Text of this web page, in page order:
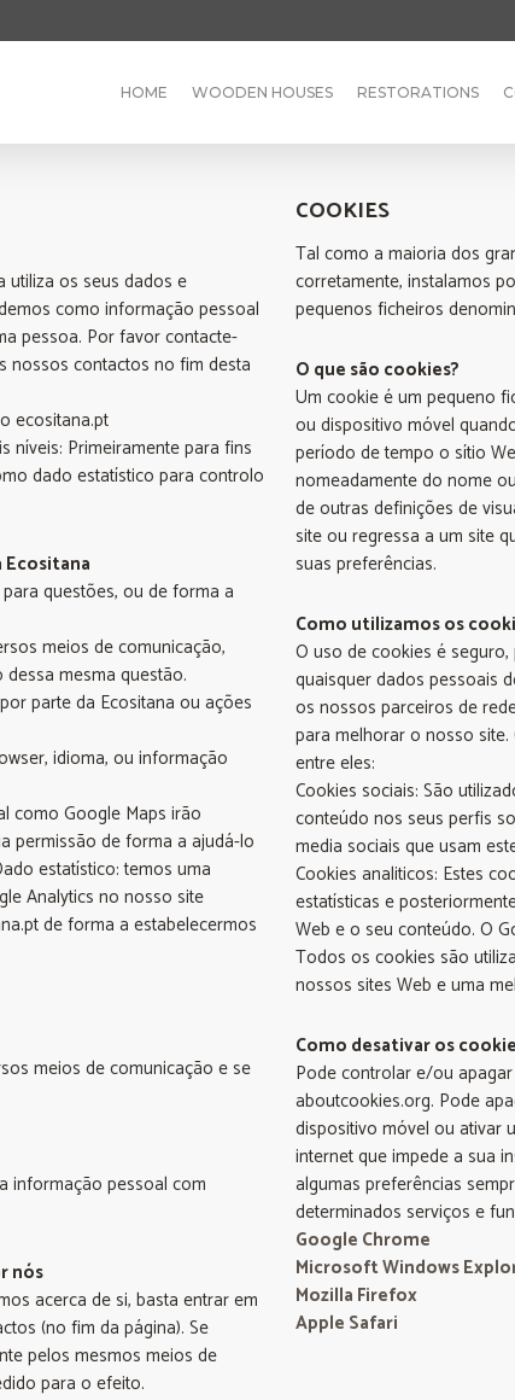
HOME WOODEN HOUSES RESTORATIONS
utiliza os seus dados e
como informação pessoal
pessoa. Por favor contacte-
nossos contactos no fim desta
ecositana.pt
níveis: Primeiramente para fins
dado estatístico para controlo
questões, ou de forma a
meios de comunicação,
mesma questão.
parte da Ecositana ou ações
idioma, ou informação
como Google Maps irão
permissão de forma a ajudá-lo
estatístico: temos uma
Analytics no nosso site
de forma a estabelecermos
meios de comunicação e se
informação pessoal com
nós
acerca de si, basta entrar em
(no fim da página). Se
pelos mesmos meios de
para o efeito.
COOKIES
Tal como a maioria dos
corretamente, instalamos
pequenos ficheiros
O que são cookies?
Um cookie é um pequeno
ou dispositivo móvel
período de tempo o sítio
nomeadamente do nome
de outras definições de
site ou regressa a um site
suas preferências.
Como utilizamos os
O uso de cookies é
quaisquer dados pessoais
os nossos parceiros de
para melhorar o nosso
entre eles:
Cookies sociais: São
conteúdo nos seus perfis
media sociais que usam
Cookies analiticos: Estes
estatísticas e
Web e o seu conteúdo. O
Todos os cookies são
nossos sites Web e uma
Como desativar os
Pode controlar e/ou
aboutcookies.org. Pode
dispositivo móvel ou ativar
internet que impede a sua
algumas preferências
determinados serviços e
Google Chrome
Microsoft Windows
Mozilla Firefox
Apple Safari